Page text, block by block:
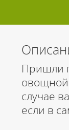
Пришли
овощной
случае
если в